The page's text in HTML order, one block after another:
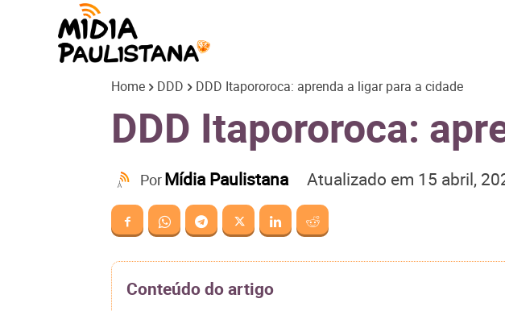
Paulistana
Home DDD DDD Itapororoca: aprenda a ligar para a cidade
DDD Itapororoca:
PorMídia Paulistana Atualizado em 15 abril,
Conteúdo do artigo